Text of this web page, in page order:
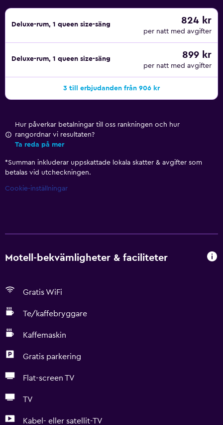
Deluxe-rum, 1 queen size-säng 824 kr
per natt med avgifter
Deluxe-rum, 1 queen size-säng 899 kr
per natt med avgifter
3 till erbjudanden från 906 kr
Hur påverkar betalningar till oss rankningen och hur
rangordnar vi resultaten?
Ta reda på mer
*Summan inkluderar uppskattade lokala skatter & avgifter som
betalas vid utcheckningen.
Cookie-inställningar
Motell-bekvämligheter & faciliteter
Gratis WiFi
Te/kaffebryggare
Kaffemaskin
Gratis parkering
Flat-screen TV
TV
Kabel- eller satellit-TV